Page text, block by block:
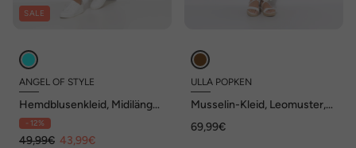
SALE
ANGEL OF STYLE
Hemdblusenkleid, Midilänge,
Musselin, Streifen
- 12%
49,99€ 43,99€
ULLA POPKEN
Musselin-Kleid, Leomuster,
Halbarm
69,99€